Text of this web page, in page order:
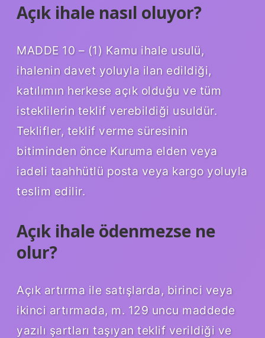
Açık ihale nasıl oluyor?
MADDE 10 – (1) Kamu ihale usulü,
ihalenin davet yoluyla ilan edildiği,
katılımın herkese açık olduğu ve tüm
isteklilerin teklif verebildiği usuldür.
Teklifler, teklif verme süresinin
bitiminden önce Kuruma elden veya
iadeli taahhütlü posta veya kargo yoluyla
teslim edilir.
Açık ihale ödenmezse ne
olur?
Açık artırma ile satışlarda, birinci veya
ikinci artırmada, m. 129 uncu maddede
yazılı şartları taşıyan teklif verildiği ve